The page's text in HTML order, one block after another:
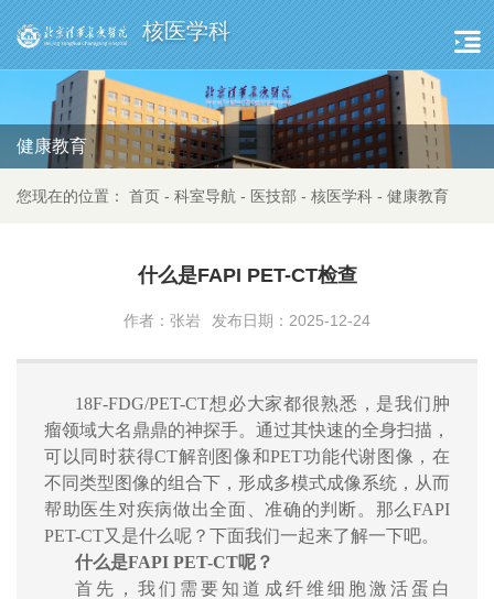
核医学科
健康教育
您现在的位置： 首页 - 科室导航 - 医技部 - 核医学科 - 健康教育
什么是FAPI PET-CT检查
作者：张岩 发布日期：2025-12-24
18F-FDG/PET-CT想必大家都很熟悉，是我们肿
瘤领域大名鼎鼎的神探手。通过其快速的全身扫描，
可以同时获得CT解剖图像和PET功能代谢图像，在
不同类型图像的组合下，形成多模式成像系统，从而
帮助医生对疾病做出全面、准确的判断。那么FAPI
PET-CT又是什么呢？下面我们一起来了解一下吧。
什么是FAPI PET-CT呢？
首先，我们需要知道成纤维细胞激活蛋白